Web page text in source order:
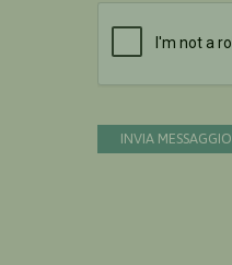
INVIA MESSAGGIO